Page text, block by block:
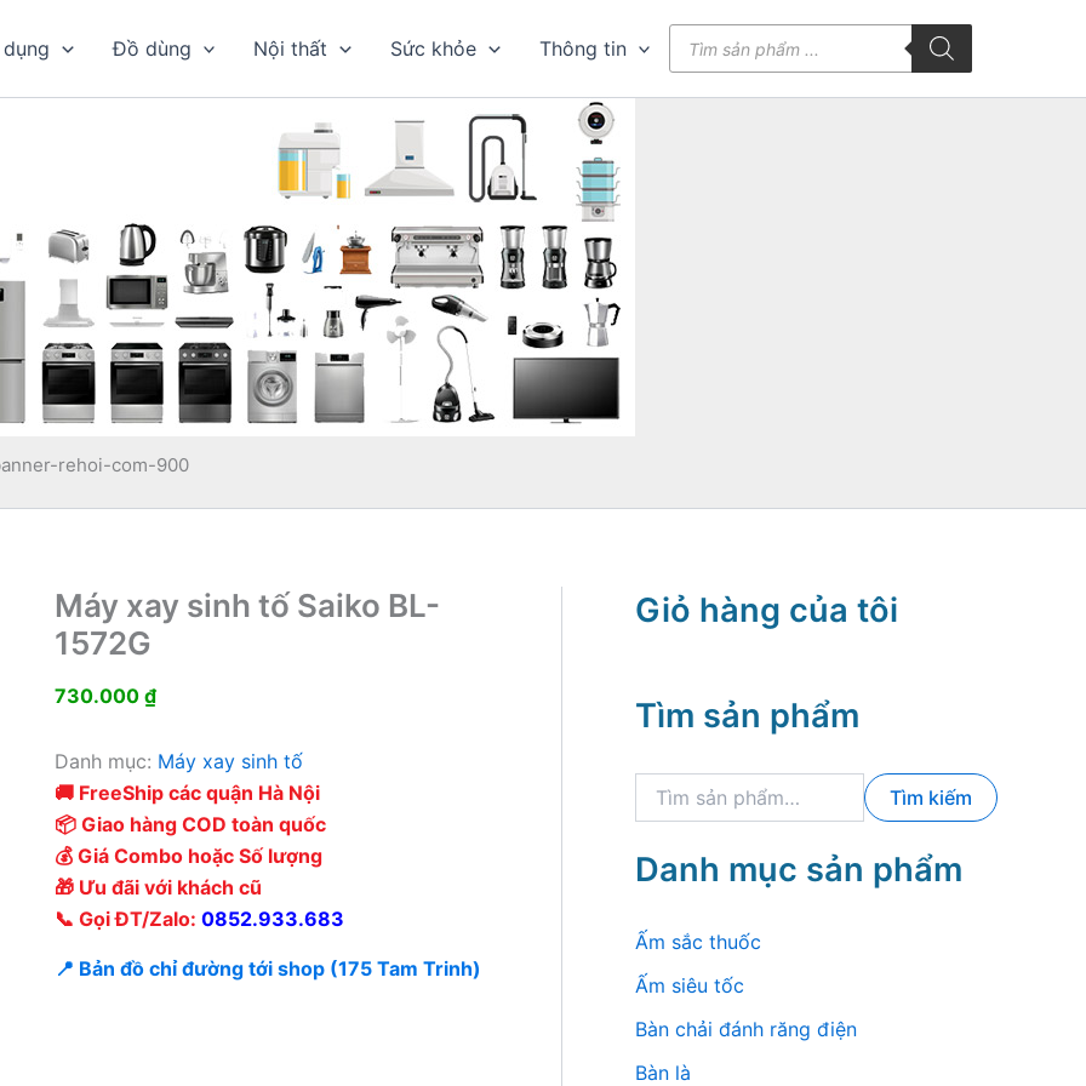
Đồ dùng Nội thất Sức khỏe Thông tin
kiếm
rehoi-com-900
Máy xay sinh tố Saiko BL-
1572G
730.000 ₫
Danh mục: Máy xay sinh tố
🚚 FreeShip các quận Hà Nội
📦 Giao hàng COD toàn quốc
💰 Giá Combo hoặc Số lượng
🎁 Ưu đãi với khách cũ
📞 Gọi ĐT/Zalo: 0852.933.683
📍 Bản đồ chỉ đường tới shop (175 Tam Trinh)
Giỏ hàng của tôi
Tìm sản phẩm
k
m
:
Tìm kiếm
Danh mục sản phẩm
Ấm sắc thuốc
Ấm siêu tốc
Bàn chải đánh răng điện
Bàn là